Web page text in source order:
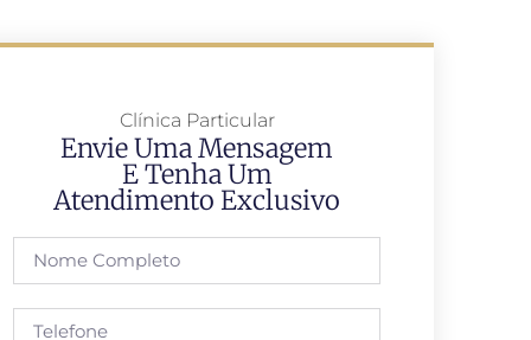
Envie Uma Mensagem
E Tenha Um
Atendimento Exclusivo
Clínica Particular